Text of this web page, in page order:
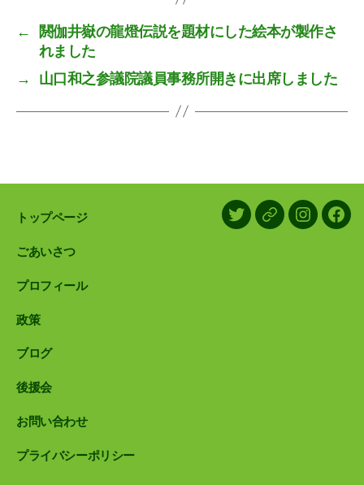
←
閼伽井嶽の龍燈伝説を題材にした絵本が製作さ
れました
→
山口和之参議院議員事務所開きに出席しました
トップページ
ごあいさつ
プロフィール
政策
ブログ
後援会
お問い合わせ
プライバシーポリシー
X/TwitterLINE Instagram